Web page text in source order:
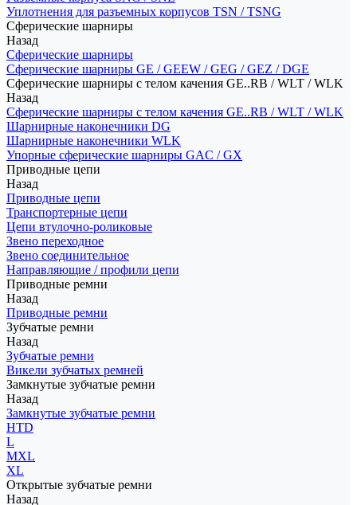
Уплотнения для разъемных корпусов TSN / TSNG
Сферические шарниры
Назад
Сферические шарниры
Сферические шарниры GE / GEEW / GEG / GEZ / DGE
Сферические шарниры с телом качения GE..RB / WLT / WLK
Назад
Сферические шарниры с телом качения GE..RB / WLT / WLK
Шарнирные наконечники DG
Шарнирные наконечники WLK
Упорные сферические шарниры GAC / GX
Приводные цепи
Назад
Приводные цепи
Транспортерные цепи
Цепи втулочно-роликовые
Звено переходное
Звено соединительное
Направляющие / профили цепи
Приводные ремни
Назад
Приводные ремни
Зубчатые ремни
Назад
Зубчатые ремни
Викели зубчатых ремней
Замкнутые зубчатые ремни
Назад
Замкнутые зубчатые ремни
HTD
L
MXL
XL
Открытые зубчатые ремни
Назад